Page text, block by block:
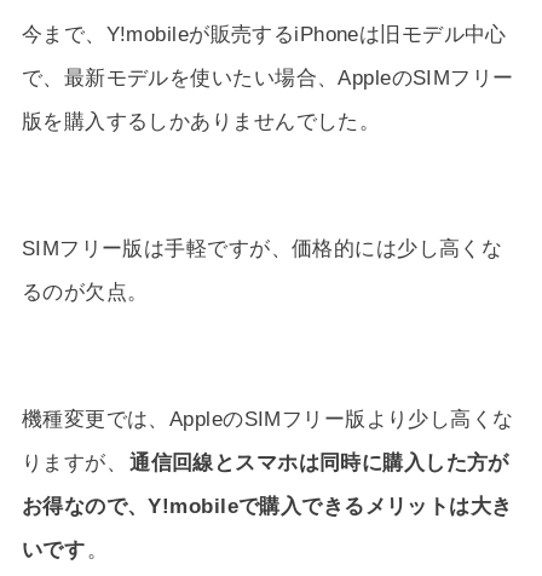
今まで、Y!mobileが販売するiPhoneは旧モデル中心
で、最新モデルを使いたい場合、AppleのSIMフリー
版を購入するしかありませんでした。
SIMフリー版は手軽ですが、価格的には少し高くな
るのが欠点。
機種変更では、AppleのSIMフリー版より少し高くな
りますが、 通信回線とスマホは同時に購入した方が
お得なので、Y!mobileで購入できるメリットは大き
いです 。